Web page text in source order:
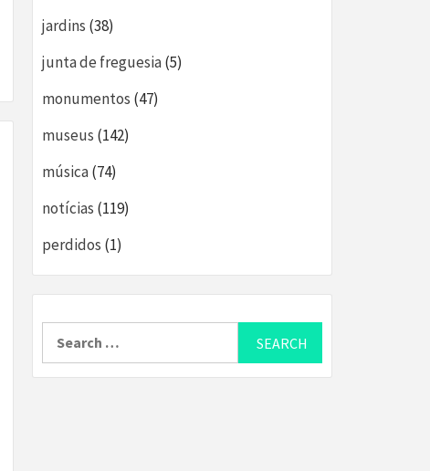
jardins (38)
junta de freguesia(5)
monumentos (47)
museus (142)
música(74)
notícias (119)
perdidos (1)